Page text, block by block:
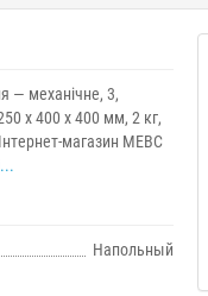
— механічне, 3,
х 400 х 400 мм, 2 кг,
магазин МЕВС
Напольный